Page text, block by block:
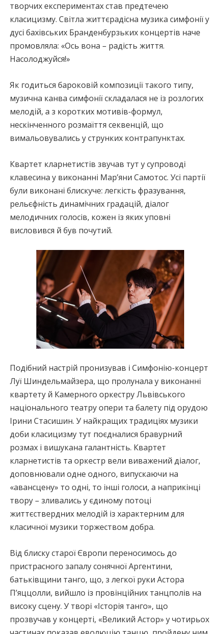
творчих експериментах став предтечею
класицизму. Світла життєрадісна музика симфонії у
дусі бахівських Бранденбурзьких концертів наче
промовляла: «Ось вона – радість життя.
Насолоджуйся!»
Як годиться бароковій композиції такого типу,
музична канва симфонії складалася не із розлогих
мелодій, а з коротких мотивів-формул,
нескінченного розмаїття секвенцій, що
вимальовувались у струнких контрапунктах.
Квартет кларнетистів звучав тут у супроводі
клавесина у виконанні Мар’яни Самотос. Усі партії
були виконані блискуче: легкість фразування,
рельєфність динамічних градацій, діалог
мелодичних голосів, кожен із яких уповні
висловився й був почутий.
Подібний настрій пронизував і Симфонію-концерт
Луї Шиндельмайзера, що пролунала у виконанні
квартету й Камерного оркестру Львівського
національного театру опери та балету під орудою
Ірини Стасишин. У найкращих традиціях музики
доби класицизму тут поєдналися бравурний
розмах і вишукана галантність. Квартет
кларнетистів та оркестр вели виважений діалог,
доповнювали одне одного, випускаючи на
«авансцену» то одні, то інші голоси, а наприкінці
твору – зливались у єдиному потоці
життєствердних мелодій із характерним для
класичної музики торжеством добра.
Від блиску старої Європи переносимось до
пристрасного запалу сонячної Аргентини,
батьківщини танго, що, з легкої руки Астора
П’яццолли, вийшло із провінційних танцполів на
високу сцену. У творі «Історія танго», що
прозвучав у концерті, «Великий Астор» у чотирьох